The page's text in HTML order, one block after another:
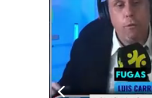
Fotogalerías